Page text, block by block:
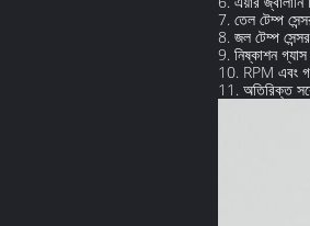
7. তেল টেম্প
8. জল টেম্প সেন্সর
9. নিষ্কাশন গ্যাস
10. RPM এবং
11. অতিরিক্ত